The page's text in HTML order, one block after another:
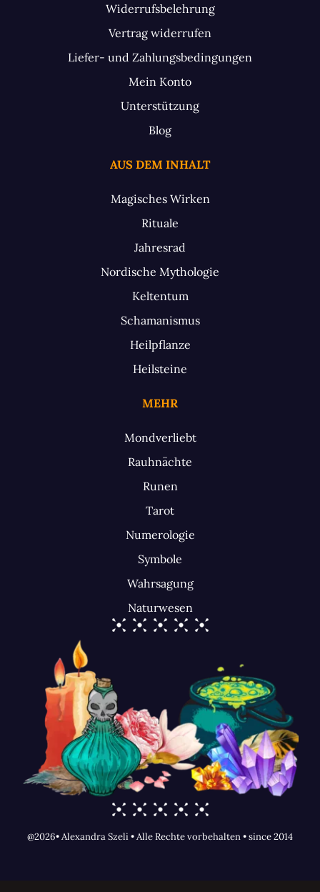
Widerrufsbelehrung
Vertrag widerrufen
Liefer- und Zahlungsbedingungen
Mein Konto
Unterstützung
Blog
AUS DEM INHALT
Magisches Wirken
Rituale
Jahresrad
Nordische Mythologie
Keltentum
Schamanismus
Heilpflanze
Heilsteine
MEHR
Mondverliebt
Rauhnächte
Runen
Tarot
Numerologie
Symbole
Wahrsagung
Naturwesen
@2026• Alexandra Szeli • Alle Rechte vorbehalten • since 2014